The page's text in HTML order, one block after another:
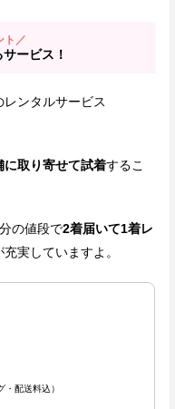
ト／
ービス！
ンタルサービス
に取り寄せて試着するこ
の値段で2着届いて1着レ
実していますよ。
・配送料込）